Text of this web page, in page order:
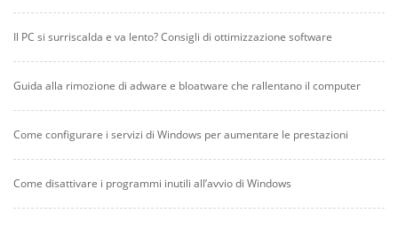
Il PC si surriscalda e va lento? Consigli di ottimizzazione software
Guida alla rimozione di adware e bloatware che rallentano il computer
Come configurare i servizi di Windows per aumentare le prestazioni
Come disattivare i programmi inutili all’avvio di Windows